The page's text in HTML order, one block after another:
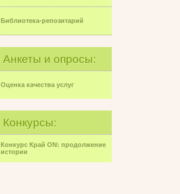
Библиотека-репозитарий
Анкеты и опросы:
Оценка качества услуг
Конкурсы:
Конкурс Край ON: продолжение
истории